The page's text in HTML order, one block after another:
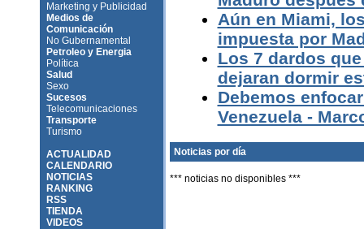
Marketing y Publicidad
Medios de
Comunicación
No Gubernamental
Petroleo y Energia
Política
Salud
Sexo
Sucesos
Telecomunicaciones
Transporte
Turismo
ACTUALIDAD
CALENDARIO
NOTICIAS
RANKING
RSS
TIENDA
VIDEOS
Aún en Miami,
impuesta por
Los 7 dardos
dejaran dormir
Debemos
Venezuela -
Noticias por día
*** noticias no disponibles ***